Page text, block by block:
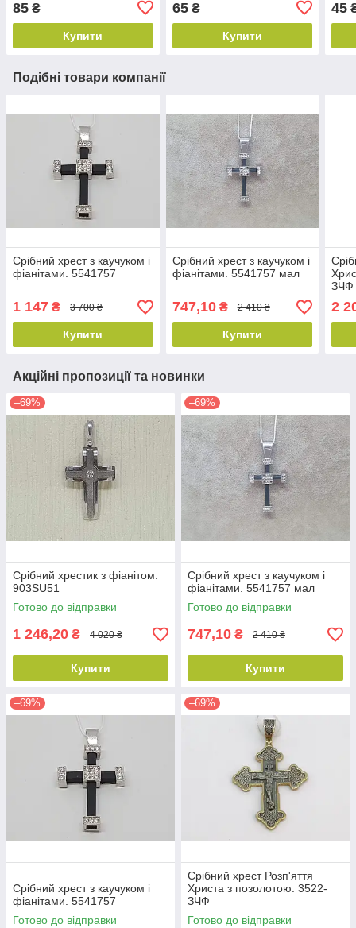
85 ₴
Купити
65₴
Купити
45
Подібні товари компанії
Срібний хрест з каучуком і
фіанітами. 5541757
1 147 ₴ 3 700 ₴
Купити
Срібний хрест з каучуком і
фіанітами. 5541757 мал
747,10₴ 2 410 ₴
Купити
ЗЧФ
2
Акційні пропозиції та новинки
–69%
Срібний хрестик з фіанітом.
903SU51
Готово до відправки
1 246,20 ₴ 4 020 ₴
Купити
–69%
Срібний хрест з каучуком і
фіанітами. 5541757 мал
Готово до відправки
747,10 ₴ 2 410 ₴
Купити
–69%
Срібний хрест з каучуком і
фіанітами. 5541757
Готово до відправки
–69%
Срібний хрест Розп'яття
Христа з позолотою. 3522-
ЗЧФ
Готово до відправки